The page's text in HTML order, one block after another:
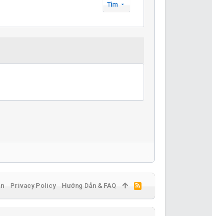
Tìm
Privacy Policy Hướng Dẫn & FAQ
R
S
S